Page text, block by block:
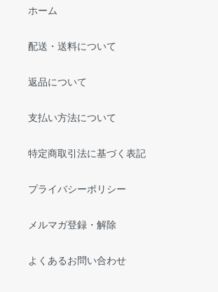
ホーム
配送・送料について
返品について
支払い方法について
特定商取引法に基づく表記
プライバシーポリシー
メルマガ登録・解除
よくあるお問い合わせ